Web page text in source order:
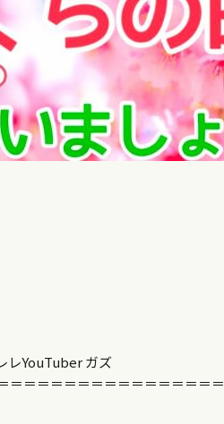
レYouTuber ガズ
＝＝＝＝＝＝＝＝＝＝＝＝＝＝＝＝